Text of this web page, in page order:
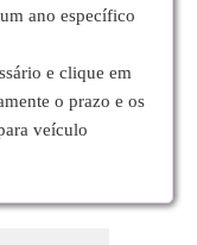
ano específico
e clique em
o prazo e os
veículo